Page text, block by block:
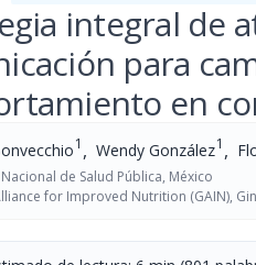
integral de
para
en
1 , Wendy González1 ,
de Salud Pública, México
for Improved Nutrition (GAIN),